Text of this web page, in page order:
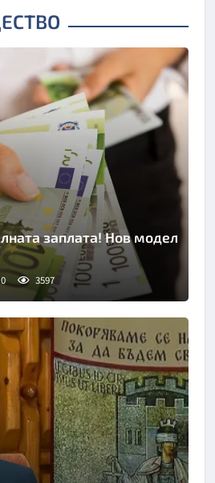
заплата! Нов модел
0 3597